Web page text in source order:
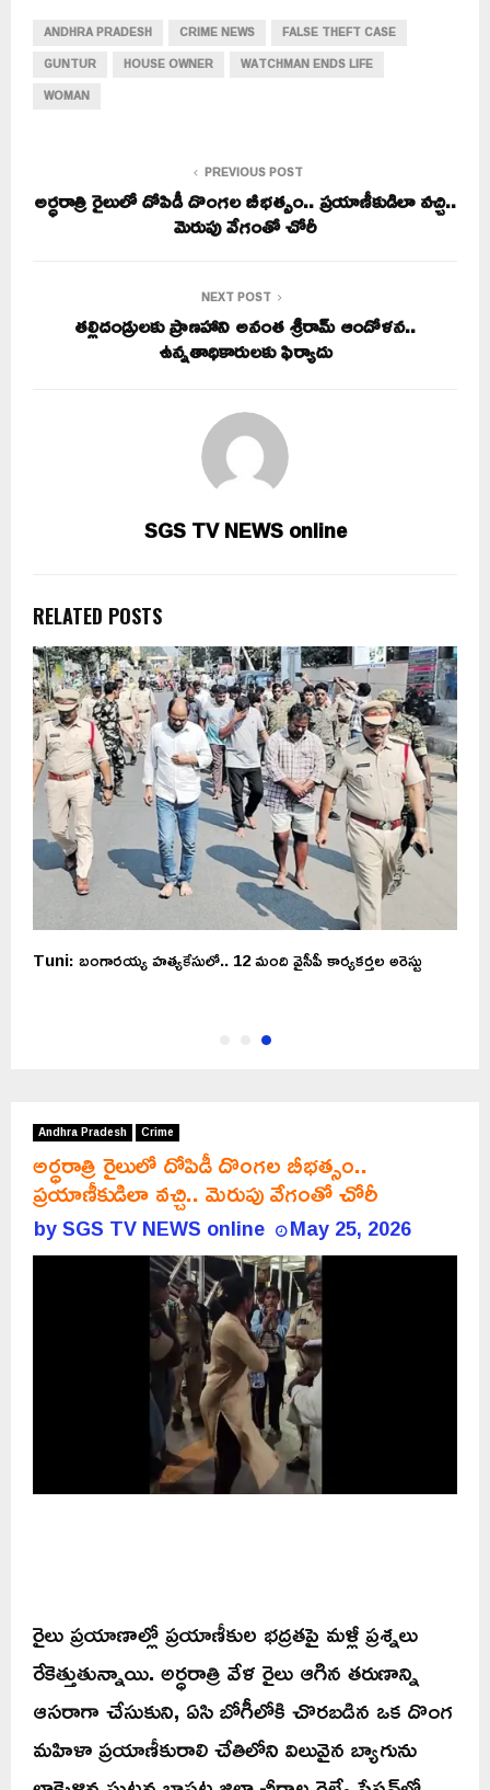
ANDHRA PRADESH CRIME NEWS
FALSE THEFT CASE
GUNTUR
HOUSE OWNER
WATCHMAN ENDS LIFE
WOMAN
PREVIOUS POST
అర్ధరాత్రి రైలులో దోపిడీ దొంగల బీభత్సం.. ప్రయాణీకుడిలా వచ్చి..
మెరుపు వేగంతో చోరీ
NEXT POST
తల్లిదండ్రులకు ప్రాణహాని అనంత శ్రీరామ్ ఆందోళన..
ఉన్నతాధికారులకు ఫిర్యాదు
SGS TV NEWS online
RELATED POSTS
Tuni: బంగారయ్య హత్యకేసులో.. 12 మంది వైసీపీ కార్యకర్తల అరెస్టు
Andhra Pradesh Crime
అర్ధరాత్రి రైలులో దోపిడీ దొంగల బీభత్సం..
ప్రయాణీకుడిలా వచ్చి.. మెరుపు వేగంతో చోరీ
bySGS TV NEWS online May 25, 2026
రైలు ప్రయాణాల్లో ప్రయాణీకుల భద్రతపై మళ్లీ ప్రశ్నలు
రేకెత్తుతున్నాయి. అర్ధరాత్రి వేళ రైలు ఆగిన తరుణాన్ని
ఆసరాగా చేసుకుని, ఏసి బోగీలోకి చొరబడిన ఒక దొంగ
మహిళా ప్రయాణీకురాలి చేతిలోని విలువైన బ్యాగును